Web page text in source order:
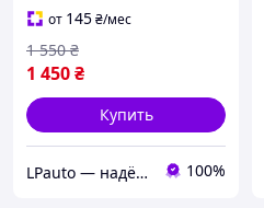
от 145₴/мес
1 450₴
1 550 ₴
Купить
LPauto — надёжные решения для вашей техники 100%